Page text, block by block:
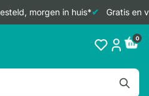
morgen in huis* Gratis en
0